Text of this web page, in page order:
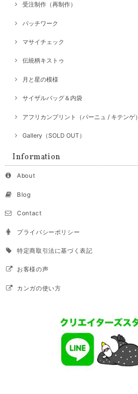
受注制作（再制作）
パッチワーク
マサイチェック
伝統柄キストゥ
月と星の模様
サイザルバッグ＆内袋
アフリカンプリント（パーニュ / キテンゲ）
Gallery（SOLD OUT）
Information
About
Blog
Contact
プライバシーポリシー
特定商取引法に基づく表記
お客様の声
カンガの使い方